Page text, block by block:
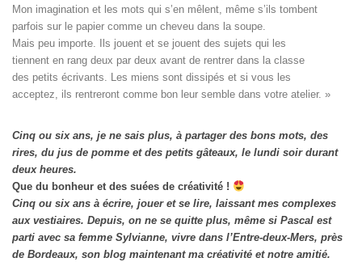
Mon imagination et les mots qui s’en mêlent, même s’ils tombent
parfois sur le papier comme un cheveu dans la soupe.
Mais peu importe. Ils jouent et se jouent des sujets qui les
tiennent en rang deux par deux avant de rentrer dans la classe
des petits écrivants. Les miens sont dissipés et si vous les
acceptez, ils rentreront comme bon leur semble dans votre atelier. »
Cinq ou six ans, je ne sais plus, à partager des bons mots, des
rires, du jus de pomme et des petits gâteaux, le lundi soir durant
deux heures.
Que du bonheur et des suées de créativité !
Cinq ou six ans à écrire, jouer et se lire, laissant mes complexes
aux vestiaires. Depuis, on ne se quitte plus, même si Pascal est
parti avec sa femme Sylvianne, vivre dans l’Entre-deux-Mers, près
de Bordeaux, son blog maintenant ma créativité et notre amitié.